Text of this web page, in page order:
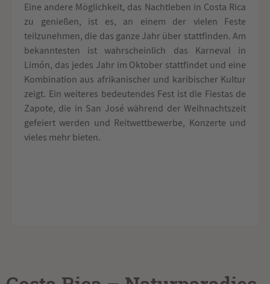
Eine andere Möglichkeit, das Nachtleben in Costa Rica
zu genießen, ist es, an einem der vielen Feste
teilzunehmen, die das ganze Jahr über stattfinden. Am
bekanntesten ist wahrscheinlich das Karneval in
Limón, das jedes Jahr im Oktober stattfindet und eine
Kombination aus afrikanischer und karibischer Kultur
zeigt. Ein weiteres bedeutendes Fest ist die Fiestas de
Zapote, die in San José während der Weihnachtszeit
gefeiert werden und Reitwettbewerbe, Konzerte und
vieles mehr bieten.